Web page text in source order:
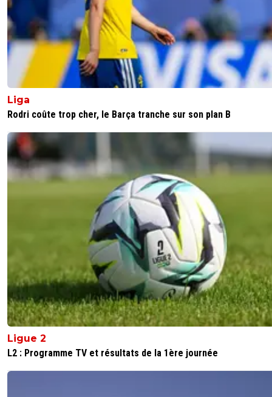
Liga
Rodri coûte trop cher, le Barça tranche sur son plan B
Ligue 2
L2 : Programme TV et résultats de la 1ère journée